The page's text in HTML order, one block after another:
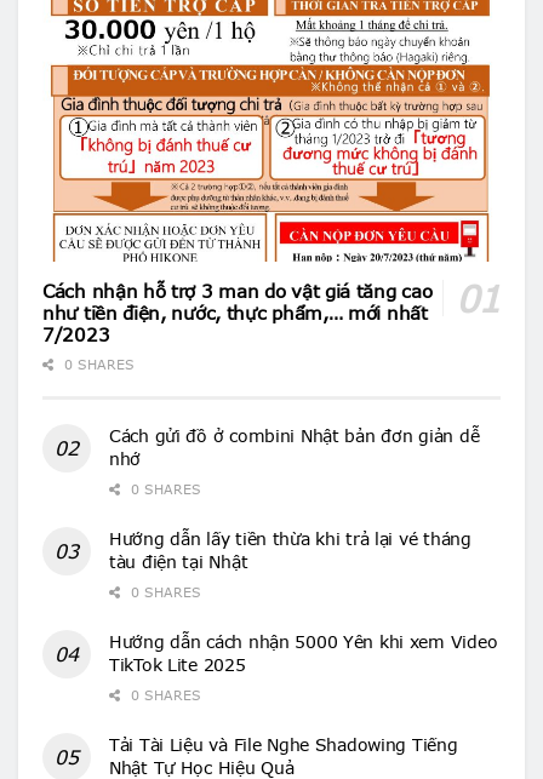
Cách nhận hỗ trợ 3 man do vật giá tăng cao
như tiền điện, nước, thực phẩm,… mới nhất
7/2023
0 SHARES
Cách gửi đồ ở combini Nhật bản đơn giản dễ
nhớ
0 SHARES
Hướng dẫn lấy tiền thừa khi trả lại vé tháng
tàu điện tại Nhật
0 SHARES
Hướng dẫn cách nhận 5000 Yên khi xem Video
TikTok Lite 2025
0 SHARES
Tải Tài Liệu và File Nghe Shadowing Tiếng
Nhật Tự Học Hiệu Quả